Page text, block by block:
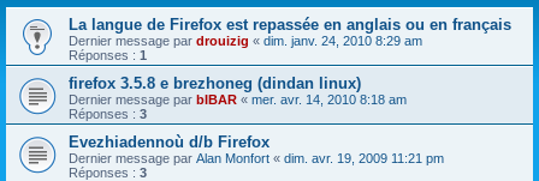
La langue de Firefox est repassée en anglais ou en français
Dernier message par drouizig « dim. janv. 24, 2010 8:29 am
Réponses : 1
firefox 3.5.8 e brezhoneg (dindan linux)
Dernier message par bIBAR « mer. avr. 14, 2010 8:18 am
Réponses : 3
Evezhiadennoù d/b Firefox
Dernier message par Alan Monfort « dim. avr. 19, 2009 11:21 pm
Réponses : 3